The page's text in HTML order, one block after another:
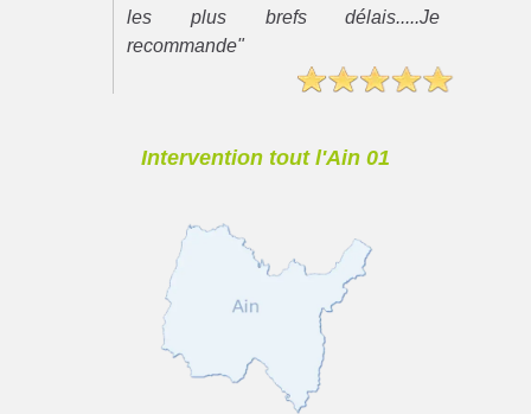
les plus brefs délais.....Je
recommande"
Intervention tout l'Ain 01